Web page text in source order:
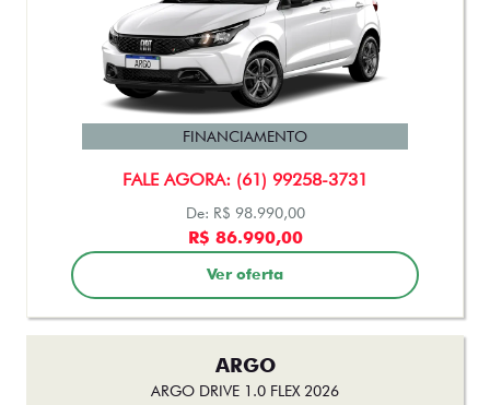
FALE AGORA: (61) 99258-3731
FINANCIAMENTO
De: R$ 98.990,00
R$ 86.990,00
Ver oferta
ARGO
ARGO DRIVE 1.0 FLEX 2026